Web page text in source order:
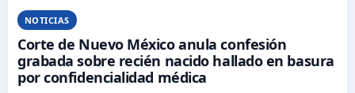
NOTICIAS
Corte de Nuevo México anula confesión
grabada sobre recién nacido hallado en basura
por confidencialidad médica